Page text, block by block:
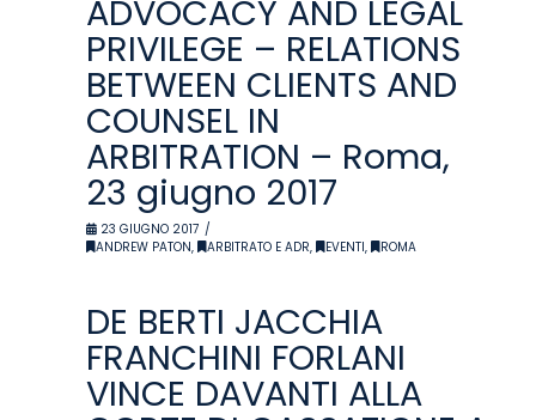
ADVOCACY AND LEGAL
PRIVILEGE – RELATIONS
BETWEEN CLIENTS AND
COUNSEL IN
ARBITRATION – Roma,
23 giugno 2017
23 GIUGNO 2017
ANDREW PATON, ARBITRATO E ADR, EVENTI, ROMA
DE BERTI JACCHIA
FRANCHINI FORLANI
VINCE DAVANTI ALLA